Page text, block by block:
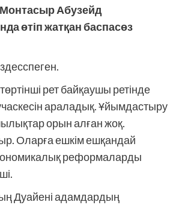
Монтасыр Абузейд
өтіп жатқан баспасөз
рет байқаушы ретінде
араладық. Ұйымдастыру
орын алған жоқ.
Оларға ешкім ешқандай
реформаларды
Дуайені адамдардың